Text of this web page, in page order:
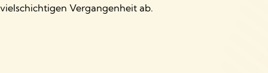
vielschichtigen Vergangenheit ab.